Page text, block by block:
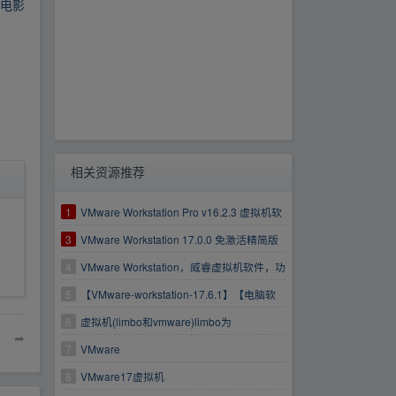
影
➦
相关资源推荐
1
VMware Workstation Pro v16.2.3 虚拟机软
件及许可证
3
VMware Workstation 17.0.0 免激活精简版
4
VMware Workstation，威睿虚拟机软件，功
能最强大的电脑虚拟机
5
【VMware-workstation-17.6.1】【电脑软
件】桌面虚拟计算软件Windows
6
虚拟机(limbo和vmware)limbo为
Android,vmware为windows
7
VMware
8
VMware17虚拟机